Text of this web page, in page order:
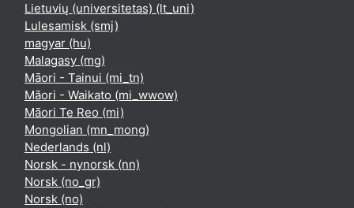
Lietuvių (universitetas) ‎(lt_uni)‎
Lulesamisk ‎(smj)‎
magyar ‎(hu)‎
Malagasy ‎(mg)‎
Māori - Tainui ‎(mi_tn)‎
Māori - Waikato ‎(mi_wwow)‎
Māori Te Reo ‎(mi)‎
Mongolian ‎(mn_mong)‎
Nederlands ‎(nl)‎
Norsk - nynorsk ‎(nn)‎
Norsk ‎(no_gr)‎
Norsk ‎(no)‎